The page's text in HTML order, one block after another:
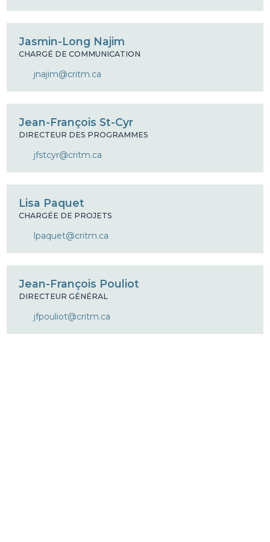
Jasmin-Long Najim
CHARGÉ DE COMMUNICATION
jnajim@critm.ca
Jean-François St-Cyr
DIRECTEUR DES PROGRAMMES
jfstcyr@critm.ca
Lisa Paquet
CHARGÉE DE PROJETS
lpaquet@critm.ca
Jean-François Pouliot
DIRECTEUR GÉNÉRAL
jfpouliot@critm.ca